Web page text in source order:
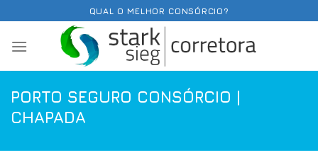
content
QUAL O MELHOR CONSÓRCIO?
PORTO SEGURO CONSÓRCIO |
CHAPADA